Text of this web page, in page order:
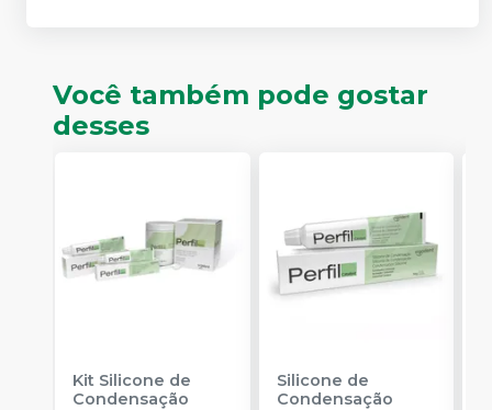
Você também pode gostar
desses
Kit Silicone de
Condensação
Silicone de
Condensação